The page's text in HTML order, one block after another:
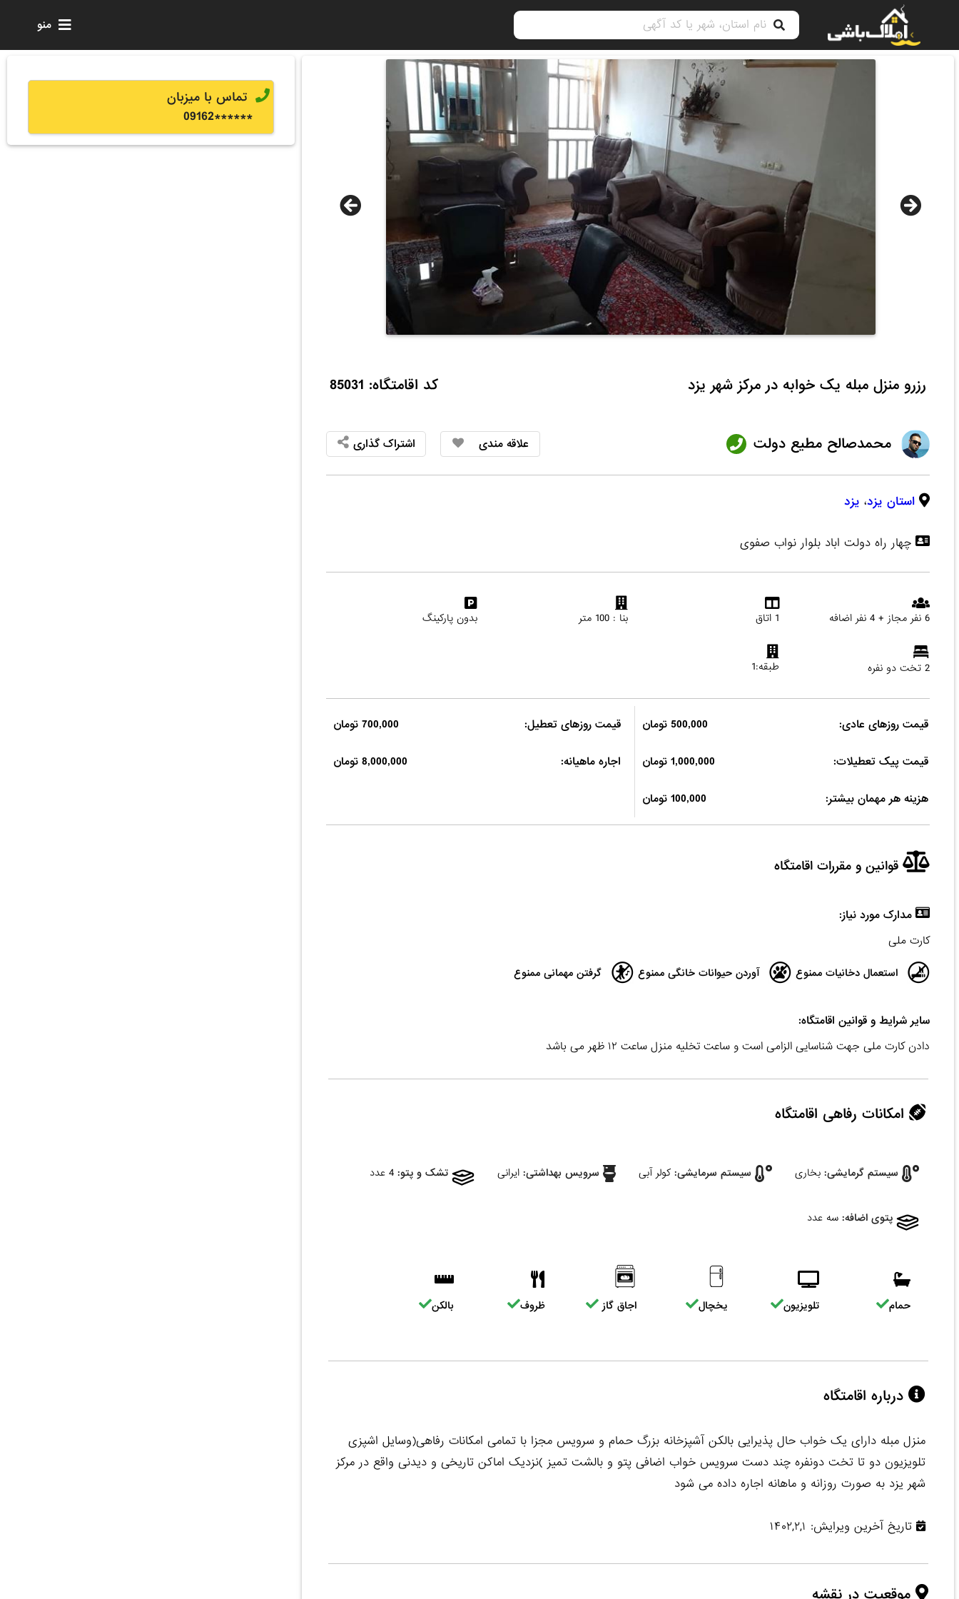
منو
رزرو منزل مبله یک خوابه در مرکز شهر یزد کد اقامتگاه: 85031
محمدصالح مطیع دولت علاقه مندی اشتراک گذاری
استان یزد، یزد
چهار راه دولت اباد بلوار نواب صفوی
6 نفر مجاز + 4 نفر اضافه 1 اتاق بنا : 100 متر بدون پارکینگ
2 تخت دو نفره طبقه:1
قیمت روزهای عادی: 500,000 تومان قیمت روزهای تعطیل: 700,000 تومان
قیمت پیک تعطیلات: 1,000,000 تومان اجاره ماهیانه: 8,000,000 تومان
هزینه هر مهمان بیشتر: 100,000 تومان
قوانین و مقررات اقامتگاه
مدارک مورد نیاز:
کارت ملی
استعمال دخانیات ممنوع آوردن حیوانات خانگی ممنوع گرفتن مهمانی ممنوع
سایر شرایط و قوانین اقامتگاه:
دادن کارت ملی جهت شناسایی الزامی است و ساعت تخلیه منزل ساعت ۱۲ ظهر می باشد
امکانات رفاهی اقامتگاه
سیستم گرمایشی: بخاری سیستم سرمایشی: کولر آبی سرویس بهداشتی: ایرانی تشک و پتو: 4 عدد
پتوی اضافه: سه عدد
حمام تلویزیون یخچال اجاق گاز ظروف بالکن
درباره اقامتگاه
منزل مبله دارای یک خواب حال پذیرایی بالکن آشپزخانه بزرگ حمام و سرویس مجزا با تمامی امکانات رفاهی(وسایل اشپزی
تلویزیون دو تا تخت دونفره چند دست سرویس خواب اضافی پتو و بالشت تمیز )نزدیک اماکن تاریخی و دیدنی واقع در مرکز
شهر یزد به صورت روزانه و ماهانه اجاره داده می شود
تاریخ آخرین ویرایش: ۱۴۰۲,۲,۱
موقعیت در نقشه
تماس با میزبان
******
09162